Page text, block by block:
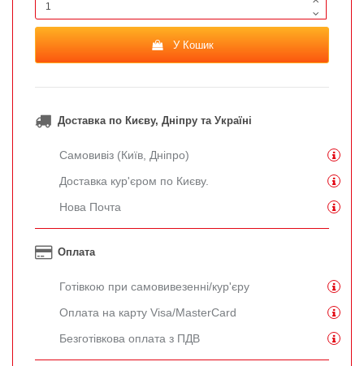
У Кошик
Доставка по Києву, Дніпру та Україні
Самовивіз (Київ, Дніпро)
Доставка кур'єром по Києву.
Нова Почта
Оплата
Готівкою при самовивезенні/кур'єру
Оплата на карту Visa/MasterCard
Безготівкова оплата з ПДВ